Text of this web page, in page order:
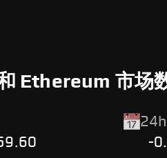
Ethereum 市场
-